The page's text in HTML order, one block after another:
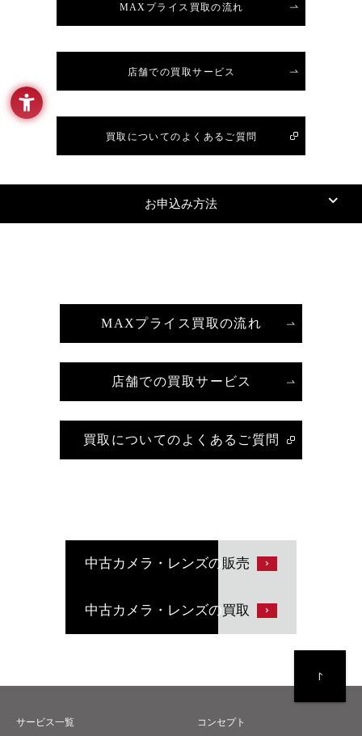
MAXプライス買取の流れ
店舗での買取サービス
買取についてのよくあるご質問
お申込み方法
MAXプライス買取の流れ
店舗での買取サービス
買取についてのよくあるご質問
中古カメラ・レンズの販売
中古カメラ・レンズの買取
サービス一覧
コンセプト